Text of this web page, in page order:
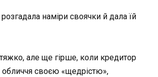
наміри своячки й дала їй
але ще гірше, коли кредитор
обличчя своєю «щедрістю»,